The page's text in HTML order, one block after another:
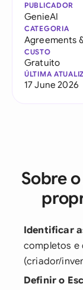
PUBLICADOR
GenieAI
CATEGORIA
Agreements
CUSTO
Gratuito
ÚLTIMA
17 June 2026
Sobre
Identificar
completos e
(criador/
Definir o